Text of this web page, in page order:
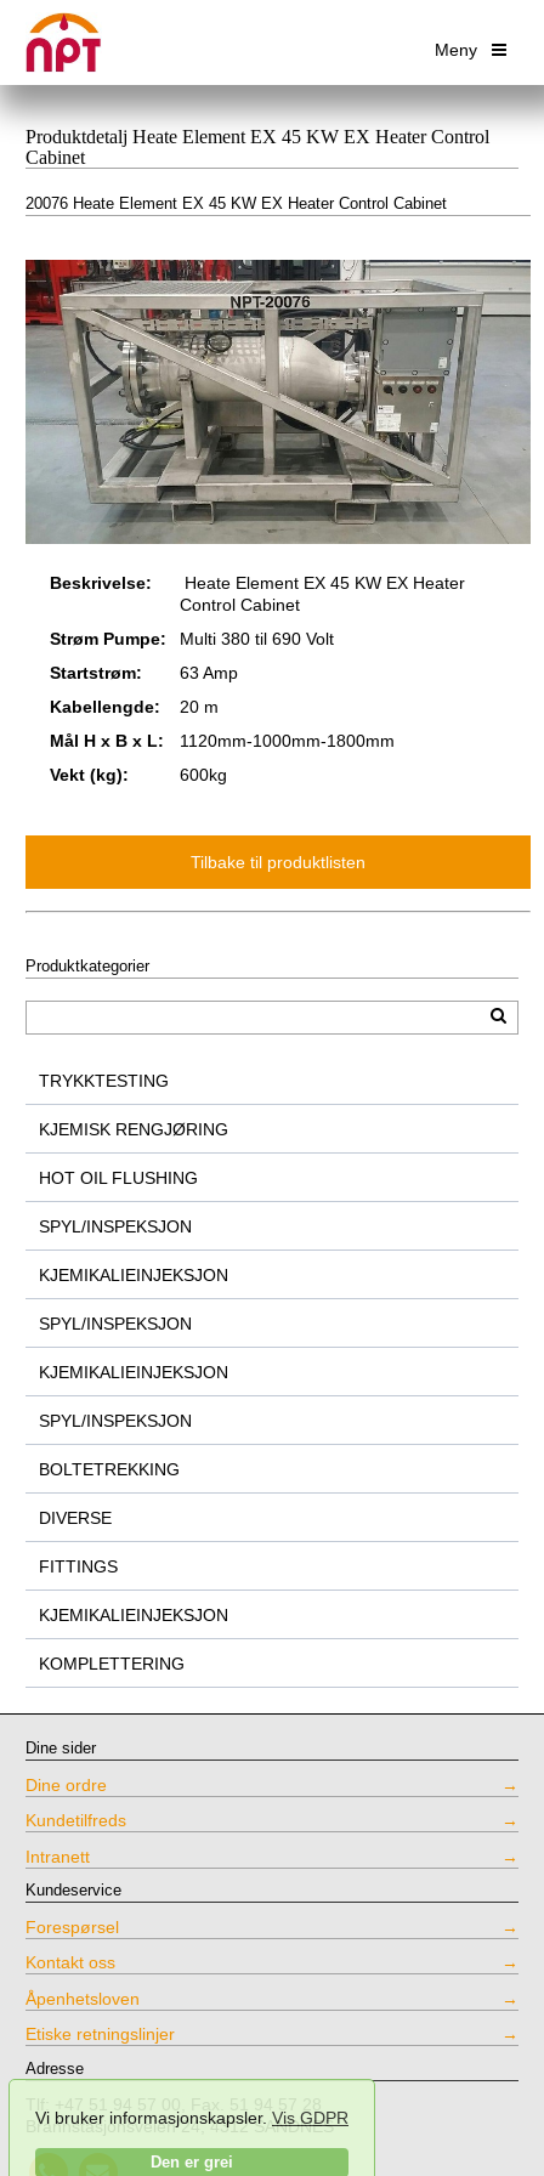
Vi bruker informasjonskapsler.Vis GDPR
Den er grei
Meny
Produktdetalj Heate Element EX 45 KW EX Heater Control
Cabinet
20076 Heate Element EX 45 KW EX Heater Control Cabinet
Beskrivelse:
Heate Element EX 45 KW EX Heater
Control Cabinet
Strøm Pumpe:
Multi 380 til 690 Volt
Startstrøm:
63 Amp
Kabellengde:
20 m
Mål H x B x L:
1120mm-1000mm-1800mm
Vekt (kg):
600kg
Produktkategorier
TRYKKTESTING
KJEMISK RENGJØRING
HOT OIL FLUSHING
SPYL/INSPEKSJON
KJEMIKALIEINJEKSJON
SPYL/INSPEKSJON
KJEMIKALIEINJEKSJON
SPYL/INSPEKSJON
BOLTETREKKING
DIVERSE
FITTINGS
KJEMIKALIEINJEKSJON
KOMPLETTERING
Dine sider
Dine ordre
Kundetilfreds
Intranett
Kundeservice
Forespørsel
Kontakt oss
Åpenhetsloven
Etiske retningslinjer
Adresse
Tlf: +47 51 94 57 00, Fax. 51 94 57 28
Brannstasjonsveien 24, 4312 SANDNES
Send